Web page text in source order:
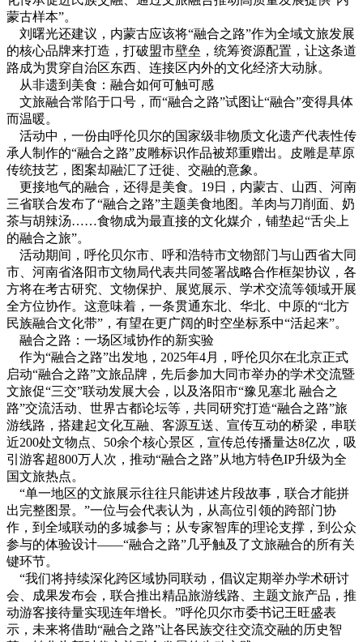
蒙古样本”。
刘曙光还建议，内蒙古应该将“融合之路”作为全域文旅发展
的核心品牌来打造，打破盟市壁垒，统筹资源配置，让这条道
路成为贯穿自治区东西、连接区内外的文化经济大动脉。
从非遗到美食：融合如何可触可感
文旅融合常陷于口号，而“融合之路”试图让“融合”变得具体
而温暖。
活动中，一份由呼伦贝尔的国家级非物质文化遗产代表性传
承人制作的“融合之路”皮雕标识作品被郑重赠出。皮雕是草原
传统技艺，图案却融汇了迁徙、交融的意象。
更接地气的融合，还得是美食。19日，内蒙古、山西、河南
三省联合发布了“融合之路”主题美食地图。羊肉与刀削面、奶
茶与胡辣汤……食物成为最直接的文化媒介，铺垫起“舌尖上
的融合之旅”。
活动期间，呼伦贝尔市、呼和浩特市文物部门与山西省大同
市、河南省洛阳市文物局代表共同签署战略合作框架协议，各
方将在考古研究、文物保护、展览展示、学术交流等领域开展
全方位协作。这意味着，一条贯通东北、华北、中原的“北方
民族融合文化带”，有望在更广阔的时空坐标系中“活起来”。
融合之路：一场区域协作的新实验
作为“融合之路”出发地，2025年4月，呼伦贝尔在北京正式
启动“融合之路”文旅品牌，先后参加大同市举办的学术交流暨
文旅促“三交”联动发展大会，以及洛阳市“豫见塞北 融合之
路”交流活动、世界古都论坛等，共同研究打造“融合之路”旅
游线路，搭建起文化互融、客源互送、宣传互动的桥梁，串联
近200处文物点、50余个核心景区，宣传总传播量达8亿次，吸
引游客超800万人次，推动“融合之路”从地方特色IP升级为全
国文旅热点。
“单一地区的文旅展示往往只能讲述片段故事，联合才能拼
出完整图景。”一位与会代表认为，从高位引领的跨部门协
作，到全域联动的多城参与；从专家智库的理论支撑，到公众
参与的体验设计——“融合之路”几乎触及了文旅融合的所有关
键环节。
“我们将持续深化跨区域协同联动，倡议定期举办学术研讨
会、成果发布会，联合推出精品旅游线路、主题文旅产品，推
动游客接待量实现连年增长。”呼伦贝尔市委书记王旺盛表
示，未来将借助“融合之路”让各民族交往交流交融的历史智